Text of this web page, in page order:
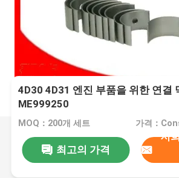
4D30 4D31 엔진 부품을 위한 연결
ME999250
MOQ：200개 세트 가격：
최고의 가격
저